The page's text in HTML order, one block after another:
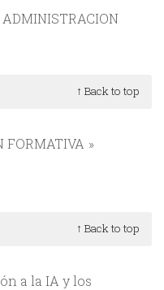
↑ Back to top
FORMATIVA
↑ Back to top
a la IA y los